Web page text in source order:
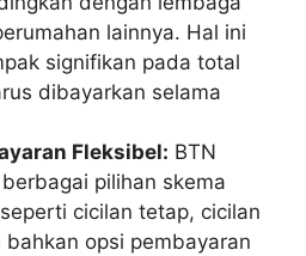
lainnya. Hal ini
signifikan pada total
dibayarkan selama
Fleksibel: BTN
pilihan skema
cicilan tetap, cicilan
bahkan opsi pembayaran